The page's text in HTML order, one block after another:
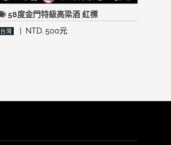
58度金門特級高梁酒 紅標
台灣 | NTD. 500元